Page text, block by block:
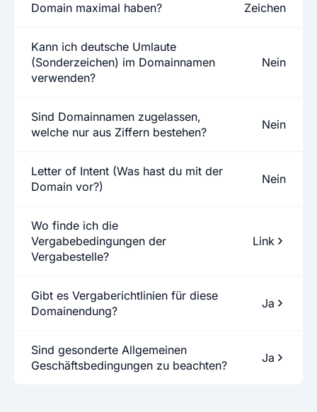
Domain maximal haben?
Zeichen
Kann ich deutsche Umlaute
(Sonderzeichen) im Domainnamen
verwenden?
Nein
Sind Domainnamen zugelassen,
welche nur aus Ziffern bestehen?
Nein
Letter of Intent (Was hast du mit der
Domain vor?)
Nein
Wo finde ich die
Vergabebedingungen der
Vergabestelle?
Link
Gibt es Vergaberichtlinien für diese
Domainendung?
Ja
Sind gesonderte Allgemeinen
Geschäftsbedingungen zu beachten?
Ja